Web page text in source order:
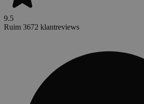
9.5
Ruim 3672 klantreviews